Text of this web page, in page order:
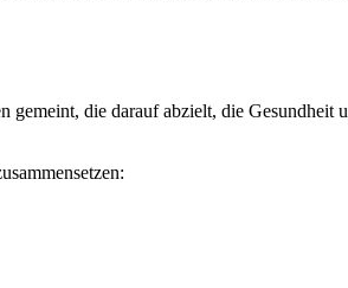
die darauf abzielt, die Gesundheit